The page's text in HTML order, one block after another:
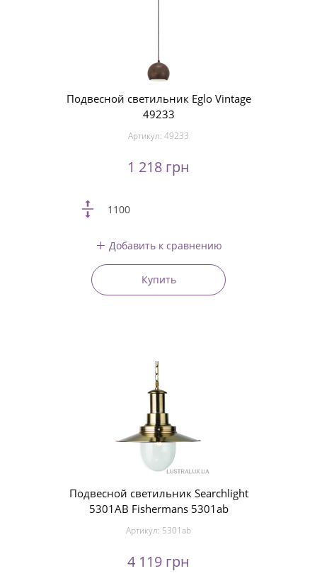
Подвесной светильник Eglo Vintage
49233
Артикул: 49233
1 218 грн
1100
Добавить к сравнению
Купить
Подвесной светильник Searchlight
5301AB Fishermans 5301ab
Артикул: 5301ab
4 119 грн